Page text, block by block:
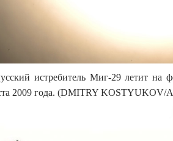
истребитель Миг-29 летит
2009 года. (DMITRY KOSTYUKOV/